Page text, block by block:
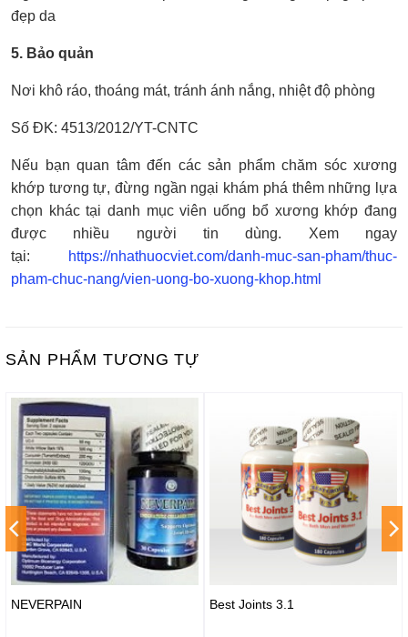
đẹp da
5. Bảo quản
Nơi khô ráo, thoáng mát, tránh ánh nắng, nhiệt độ phòng
Số ĐK: 4513/2012/YT-CNTC
Nếu bạn quan tâm đến các sản phẩm chăm sóc xương
khớp tương tự, đừng ngần ngại khám phá thêm những lựa
chọn khác tại danh mục viên uống bổ xương khớp đang
được nhiều người tin dùng. Xem ngay
tại:
https://nhathuocviet.com/danh-muc-san-pham/thuc-
pham-chuc-nang/vien-uong-bo-xuong-khop.html
SẢN PHẨM TƯƠNG TỰ
NEVERPAIN Best Joints 3.1